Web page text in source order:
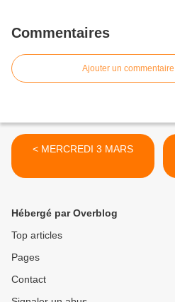
Commentaires
Ajouter un commentaire
< MERCREDI 3 MARS
Hébergé par Overblog
Top articles
Pages
Contact